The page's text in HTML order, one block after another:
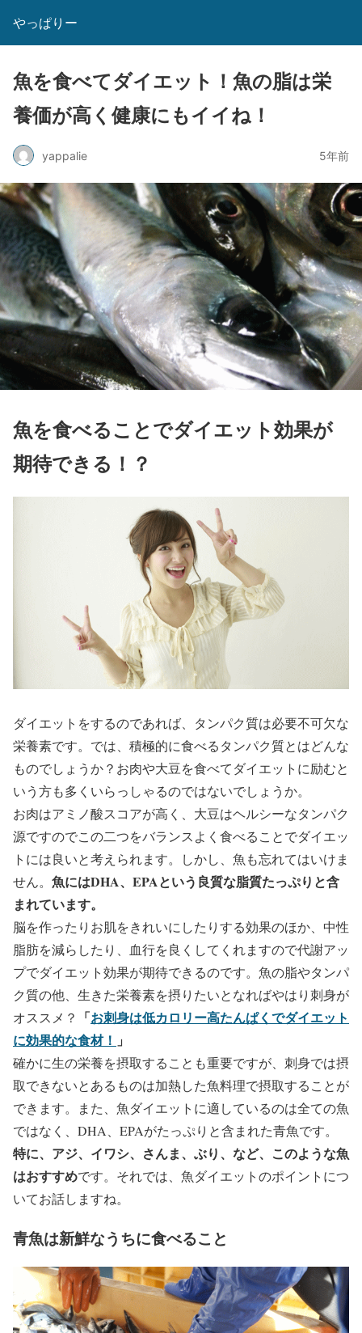
やっぱりー
魚を食べてダイエット！魚の脂は栄
養価が高く健康にもイイね！
yappalie 5年前
魚を食べることでダイエット効果が
期待できる！？
ダイエットをするのであれば、タンパク質は必要不可欠な
栄養素です。では、積極的に食べるタンパク質とはどんな
ものでしょうか？お肉や大豆を食べてダイエットに励むと
いう方も多くいらっしゃるのではないでしょうか。
お肉はアミノ酸スコアが高く、大豆はヘルシーなタンパク
源ですのでこの二つをバランスよく食べることでダイエッ
トには良いと考えられます。しかし、魚も忘れてはいけま
せん。 魚にはDHA、EPAという良質な脂質たっぷりと含
まれています。
脳を作ったりお肌をきれいにしたりする効果のほか、中性
脂肪を減らしたり、血行を良くしてくれますので代謝アッ
プでダイエット効果が期待できるのです。魚の脂やタンパ
ク質の他、生きた栄養素を摂りたいとなればやはり刺身が
オススメ？
「お刺身は低カロリー高たんぱくでダイエット
に効果的な食材！ 」
確かに生の栄養を摂取することも重要ですが、刺身では摂
取できないとあるものは加熱した魚料理で摂取することが
できます。また、魚ダイエットに適しているのは全ての魚
ではなく、DHA、EPAがたっぷりと含まれた青魚です。
特に、アジ、イワシ、さんま、ぶり、など、このような魚
はおすすめです。それでは、魚ダイエットのポイントにつ
いてお話しますね。
青魚は新鮮なうちに食べること